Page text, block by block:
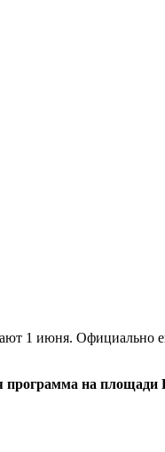
1 июня. Официально
программа на площади